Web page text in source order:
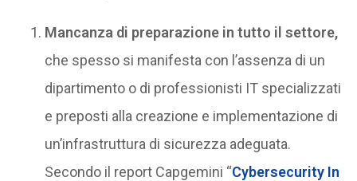
Mancanza di preparazione in tutto il settore,
che spesso si manifesta con l’assenza di un
dipartimento o di professionisti IT specializzati
e preposti alla creazione e implementazione di
un’infrastruttura di sicurezza adeguata.
Secondo il report Capgemini “Cybersecurity In